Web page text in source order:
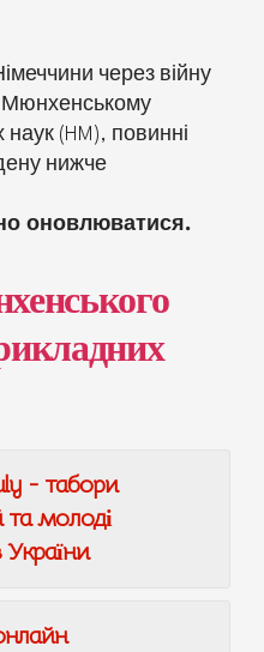
через війну
Мюнхенському
наук (HM), повинні
нижче
оновлюватися.
- табори
та молоді